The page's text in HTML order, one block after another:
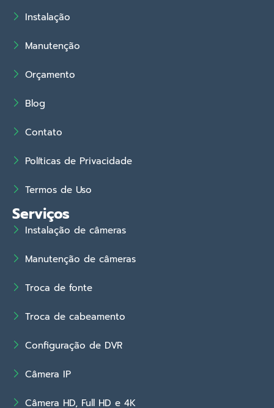
Instalação
Manutenção
Orçamento
Blog
Contato
Políticas de Privacidade
Termos de Uso
Serviços
Instalação de câmeras
Manutenção de câmeras
Troca de fonte
Troca de cabeamento
Configuração de DVR
Câmera IP
Câmera HD, Full HD e 4K